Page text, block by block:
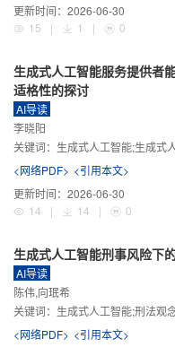
更新时间： 2026-06-30
15
| 1 | 0
生成式人工智能服务提供
适格性的探讨
AI导读
李晓阳
关键词： 生成式人工智能;生成式人工
<网络PDF> <引用本文>
更新时间： 2026-06-30
14
| 14 | 0
生成式人工智能刑事风险下
AI导读
陈伟,向珉希
关键词： 生成式人工智能;刑法观
<网络PDF> <引用本文>